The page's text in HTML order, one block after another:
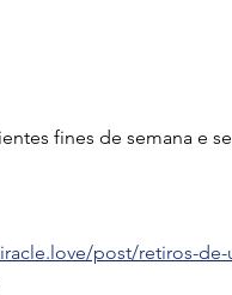
fines de semana e
post/retiros-